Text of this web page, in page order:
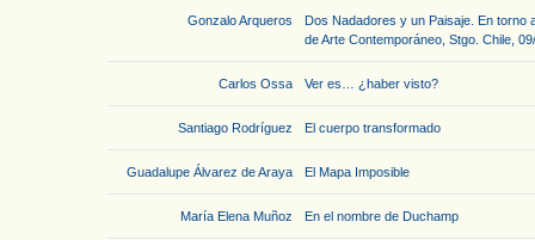
Gonzalo Arqueros
Dos Nadadores y un Paisaje. En torno
de Arte Contemporáneo, Stgo. Chile,
Carlos Ossa Ver es… ¿haber visto?
Santiago Rodríguez El cuerpo transformado
Guadalupe Álvarez de Araya El Mapa Imposible
María Elena Muñoz En el nombre de Duchamp